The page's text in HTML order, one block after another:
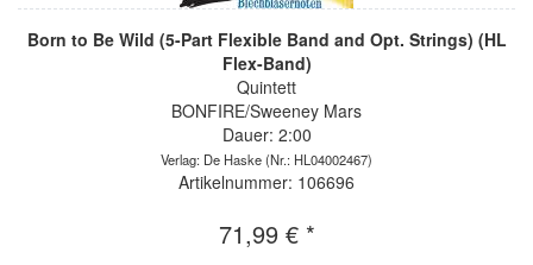
Born to Be Wild (5-Part Flexible Band and Opt. Strings) (HL
Flex-Band)
Quintett
BONFIRE/Sweeney Mars
Dauer: 2:00
Verlag: De Haske(Nr.: HL04002467)
Artikelnummer: 106696
71,99 € *